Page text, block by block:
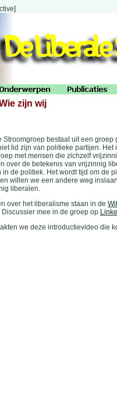
zijn wij
Stroomgroep bestaat uit een
lid zijn van politieke partijen. Het
met mensen die zichzelf
over de betekenis van vrijzinnig
in de politiek. Het wordt tijd om de
willen we een andere weg
liberalen.
over het liberalisme staan in de
mee in de groep op
we deze introductievideo die